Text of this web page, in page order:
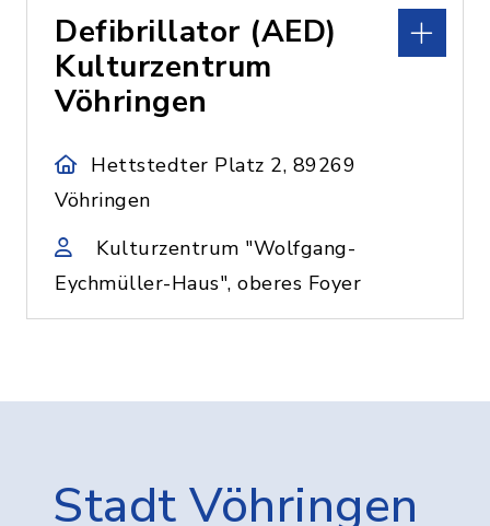
Defibrillator (AED)
Kulturzentrum
Vöhringen
Hettstedter Platz 2, 89269
Vöhringen
Kulturzentrum "Wolfgang-
Eychmüller-Haus", oberes Foyer
Stadt Vöhringen